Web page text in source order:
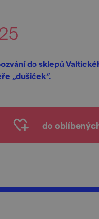
do sklepů
„dušiček“.
do